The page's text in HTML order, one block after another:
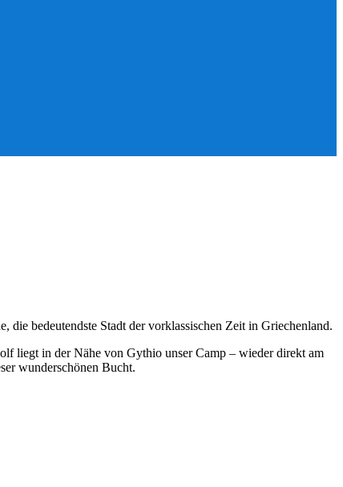
bedeutendste Stadt der vorklassischen Zeit in Griechenland.
liegt in der Nähe von Gythio unser Camp – wieder direkt am
wunderschönen Bucht.